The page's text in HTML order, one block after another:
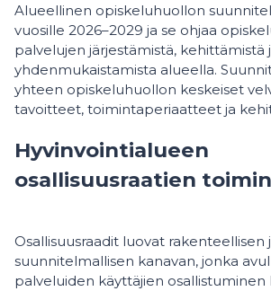
Alueellinen opiskeluhuollon
vuosille 2026–2029 ja se ohjaa
palvelujen järjestämistä, kehittämistä
yhdenmukaistamista alueella.
yhteen opiskeluhuollon keskeiset
tavoitteet, toimintaperiaatteet ja
Hyvinvointialueen
osallisuusraatien
Osallisuusraadit luovat rakenteellisen
suunnitelmallisen kanavan, jonka
palveluiden käyttäjien osallistuminen